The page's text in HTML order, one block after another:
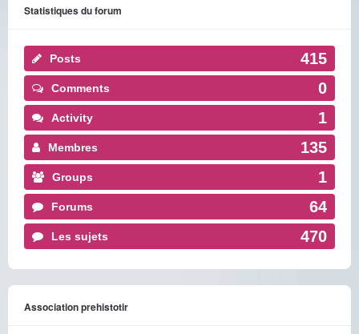
Statistiques du forum
Posts 415
Comments 0
Activity 1
Membres 135
Groups 1
Forums 64
Les sujets 470
Association prehistotir